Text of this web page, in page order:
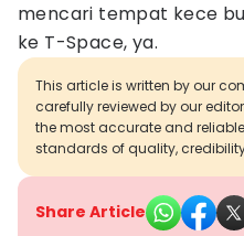
mencari tempat kece
ke T-Space, ya.
This article is written by our
carefully reviewed by our
the most accurate and
standards of quality,
Share Article